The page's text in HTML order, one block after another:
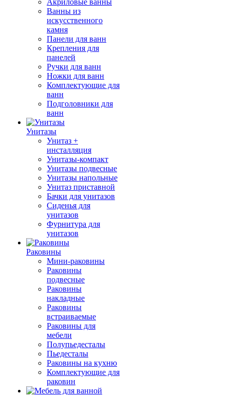
Акриловые ванны
Ванны из
искусственного
камня
Панели для ванн
Крепления для
панелей
Ручки для ванн
Ножки для ванн
Комплектующие для
ванн
Подголовники для
ванн
Унитазы
Унитаз +
инсталляция
Унитазы-компакт
Унитазы подвесные
Унитазы напольные
Унитаз приставной
Бачки для унитазов
Сиденья для
унитазов
Фурнитура для
унитазов
Раковины
Мини-раковины
Раковины
подвесные
Раковины
накладные
Раковины
встраиваемые
Раковины для
мебели
Полупьедесталы
Пьедесталы
Раковины на кухню
Комплектующие для
раковин